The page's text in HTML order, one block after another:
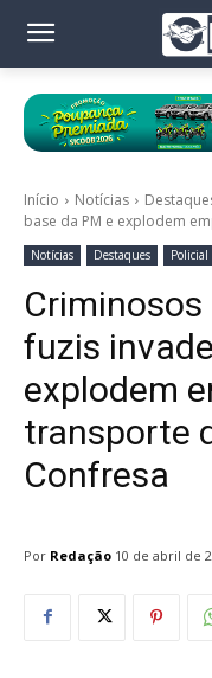
Início Notícias
base da PM e explodem
Notícias Destaques Policial
fuzis
explodem
transporte
Confresa
Por Redação 10 de abril de